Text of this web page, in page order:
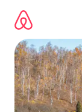
directement
contenu